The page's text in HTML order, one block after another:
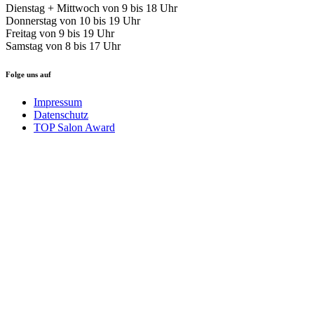
Dienstag + Mittwoch von 9 bis 18 Uhr
Donnerstag von 10 bis 19 Uhr
Freitag von 9 bis 19 Uhr
Samstag von 8 bis 17 Uhr
Folge uns auf
Impressum
Datenschutz
TOP Salon Award